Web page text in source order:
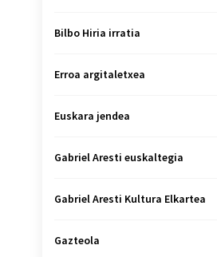
Bilbo Hiria irratia
Erroa argitaletxea
Euskara jendea
Gabriel Aresti euskaltegia
Gabriel Aresti Kultura Elkartea
Gazteola